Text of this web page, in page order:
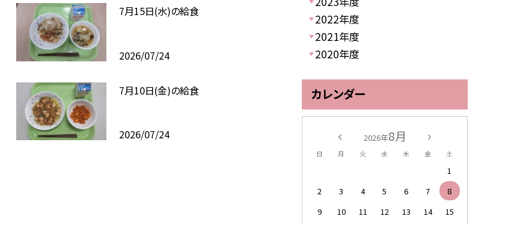
7月15日(水)の給食
2026/07/24
7月10日(金)の給食
2026/07/24
2022年度
2021年度
2020年度
カレンダー
2026年8月
日 月 火 水 木 金 土
1
2
3 4 5 6 7
8
9
10 11 12 13 14
15